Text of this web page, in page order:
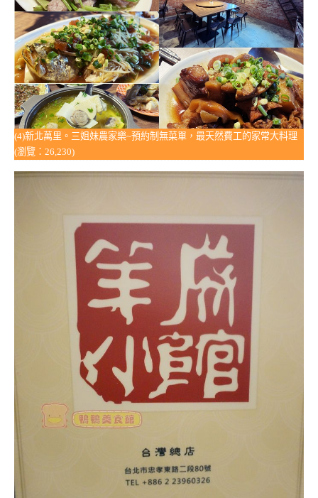
(4)新北萬里。三姐妹農家樂~預約制無菜單，最天然費工的家常大料理
(瀏覽：26,230)